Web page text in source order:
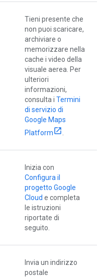
Tieni presente che
non puoi scaricare,
archiviare o
memorizzare nella
cache i video della
visuale aerea. Per
ulteriori
informazioni,
consulta i Termini
di servizio di
Google Maps
Platform
Inizia con
Configura il
progetto Google
Cloud e completa
le istruzioni
riportate di
seguito.
Invia un indirizzo
postale